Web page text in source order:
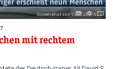
Screenshot von YouTube/N24
mit rechtem